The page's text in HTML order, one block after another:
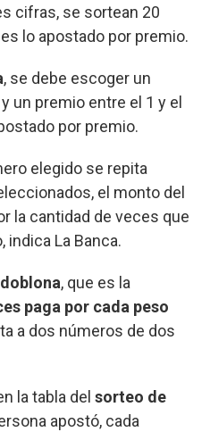
cifras, se sortean 20
lo apostado por premio.
, se debe escoger un
un premio entre el 1 y el
por premio.
elegido se repita
el monto del
la cantidad de veces que
indica La Banca.
, que es la
paga por cada peso
a dos números de dos
la tabla del sorteo de
apostó, cada